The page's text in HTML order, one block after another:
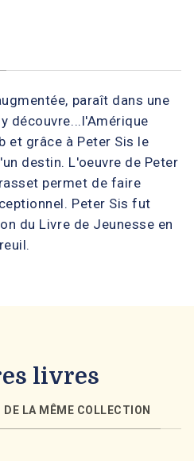
paraît dans une
découvre...l'Amérique
et grâce à Peter Sis le
destin. L'oeuvre de Peter
permet de faire
Peter Sis fut
du Livre de Jeunesse en
livres
DE LA MÊME COLLECTION